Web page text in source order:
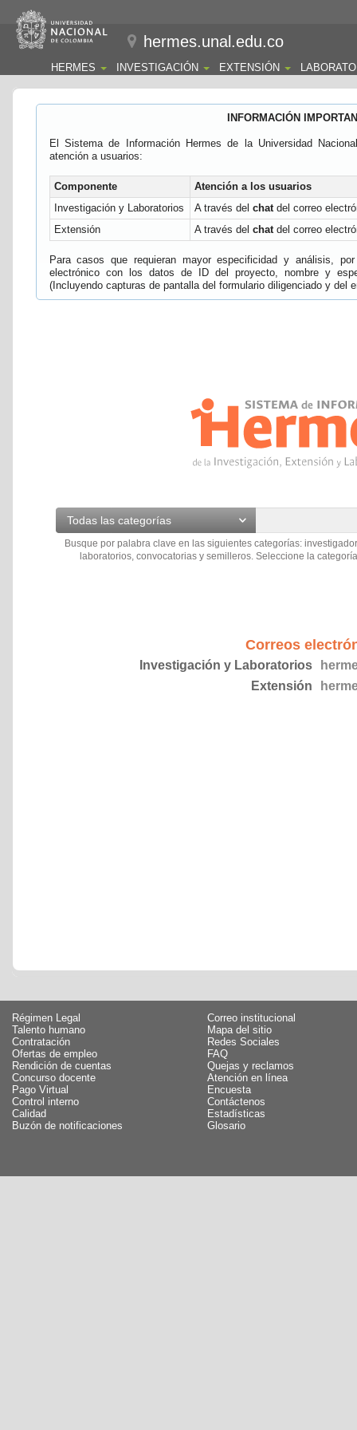
hermes.unal.edu.co
HERMES INVESTIGACIÓN EXTENSIÓN
INFORMACIÓN
El Sistema de Información Hermes de la Universidad
atención a usuarios:
Componente
Atención a los usuarios
Investigación y Laboratorios
A través del chatdel correo
Extensión
A través del chatdel correo
Para casos que requieran mayor especificidad y análisis,
electrónico con los datos de ID del proyecto, nombre y
(Incluyendo capturas de pantalla del formulario diligenciado y del
Todas las categorías
Busque por palabra clave en las siguientes categorías:
laboratorios, convocatorias y semilleros. Seleccione la
Correos
Investigación y Laboratorios
Extensión
Régimen Legal
Talento humano
Contratación
Ofertas de empleo
Rendición de cuentas
Concurso docente
Pago Virtual
Control interno
Calidad
Buzón de notificaciones
Correo institucional
Mapa del sitio
Redes Sociales
FAQ
Quejas y reclamos
Atención en línea
Encuesta
Contáctenos
Estadísticas
Glosario